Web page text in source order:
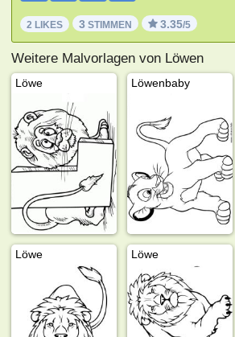
2 LIKES 3 STIMMEN 3.35/5
Weitere Malvorlagen von Löwen
Löwe Löwenbaby
Löwe Löwe